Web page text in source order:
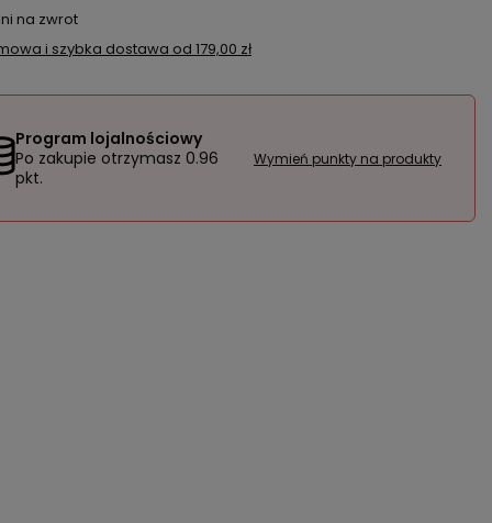
na zwrot
i szybka dostawa od 179,00 zł
Program lojalnościowy
Po zakupie otrzymasz 0.96
pkt.
Wymień punkty na produkty